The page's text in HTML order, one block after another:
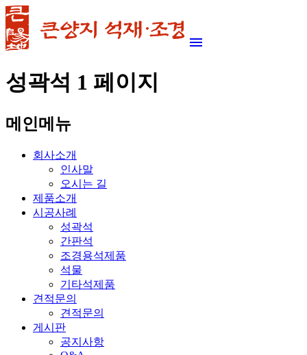
menu
성곽석 1 페이지
메인메뉴
회사소개
인사말
오시는 길
제품소개
시공사례
성곽석
간판석
조경용석제품
석물
기타석제품
견적문의
견적문의
게시판
공지사항